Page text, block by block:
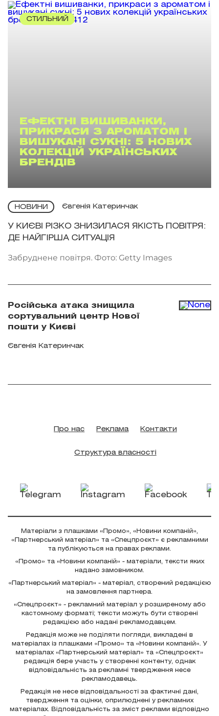
СТИЛЬНИЙ
ЕФЕКТНІ ВИШИВАНКИ,
ПРИКРАСИ З АРОМАТОМ І
ВИШУКАНІ СУКНІ: 5 НОВИХ
КОЛЕКЦІЙ УКРАЇНСЬКИХ
БРЕНДІВ
НОВИНИ Євгенія Катеринчак
У КИЄВІ РІЗКО ЗНИЗИЛАСЯ ЯКІСТЬ ПОВІТРЯ:
ДЕ НАЙГІРША СИТУАЦІЯ
Забруднене повітря. Фото: Getty Images
Російська атака знищила
сортувальний центр Нової
пошти у Києві
Євгенія Катеринчак
Про нас Реклама Контакти
Структура власності
Матеріали з плашками «Промо», «Новини компаній»,
«Партнерський матеріал» та «Спецпроєкт» є рекламними
та публікуються на правах реклами.
«Промо» та «Новини компаній» - матеріали, тексти яких
надано замовником.
«Партнерський матеріал» - матеріал, створений редакцією
на замовлення партнера.
«Спецпроєкт» - рекламний матеріал у розширеному або
кастомному форматі; тексти можуть бути створені
редакцією або надані рекламодавцем.
Редакція може не поділяти погляди, викладені в
матеріалах із плашками «Промо» та «Новини компаній». У
матеріалах «Партнерський матеріал» та «Спецпроєкт»
редакція бере участь у створенні контенту, однак
відповідальність за рекламні твердження несе
рекламодавець.
Редакція не несе відповідальності за фактичні дані,
твердження та оцінки, оприлюднені у рекламних
матеріалах. Відповідальність за зміст реклами відповідно